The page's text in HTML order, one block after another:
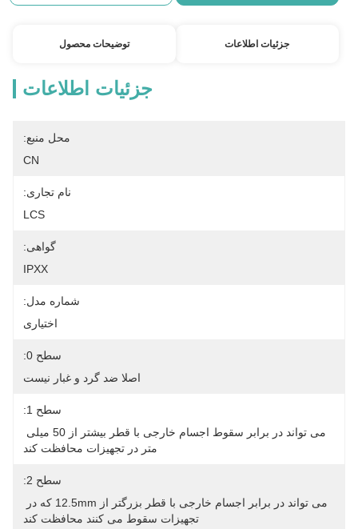
جزئیات اطلاعات توضیحات محصول
جزئیات اطلاعات
محل منبع:
CN
نام تجاری:
LCS
گواهی:
IPXX
شماره مدل:
اختیاری
سطح 0:
اصلا ضد گرد و غبار نیست
سطح 1:
متر در تجهیزات محافظت کند
سطح 2:
تجهیزات سقوط می کنند محافظت کند